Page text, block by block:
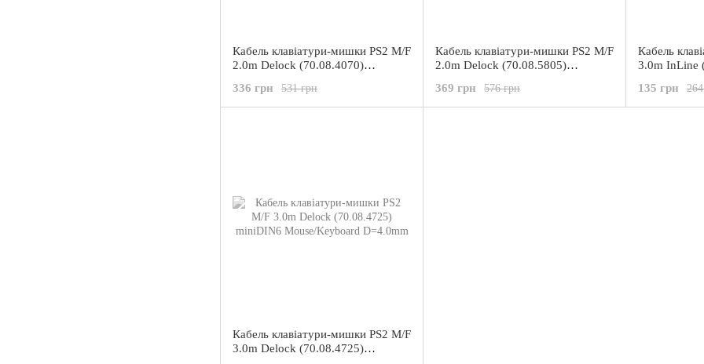
Кабель клавіатури-мишки PS2 M/F
2.0m Delock (70.08.4070)
531 грн
336 грн
Кабель клавіатури-мишки PS2 M/F
2.0m Delock (70.08.5805)
576 грн
369 грн
Кабель
3.0m InLine
135 грн
Кабель клавіатури-мишки PS2 M/F
3.0m Delock (70.08.4725)